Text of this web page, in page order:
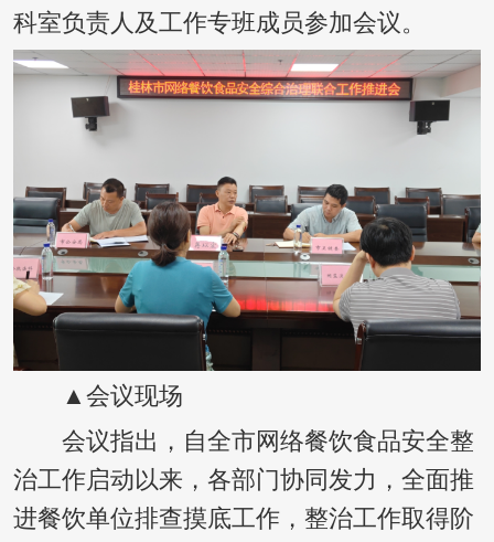
科室负责人及工作专班成员参加会议。
▲会议现场
会议指出，自全市网络餐饮食品安全整
治工作启动以来，各部门协同发力，全面推
进餐饮单位排查摸底工作，整治工作取得阶